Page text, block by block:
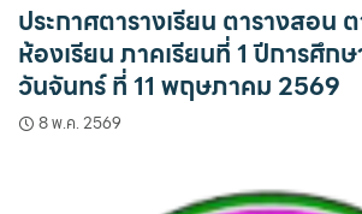
ประกาศตารางเรียน ตารางสอน
ห้องเรียน ภาคเรียนที่ 1 ปีการศึก
วันจันทร์ ที่ 11 พฤษภาคม 2569
8 พ.ค. 2569